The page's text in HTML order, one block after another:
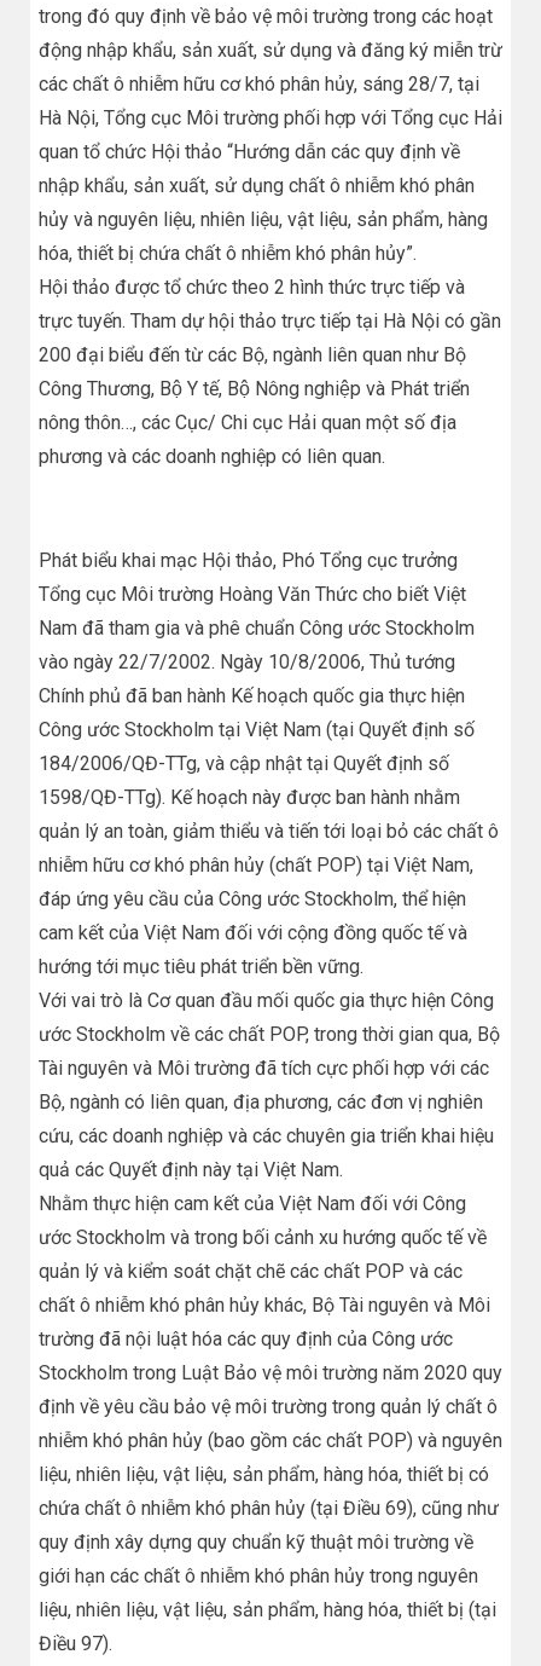
trong đó quy định về bảo vệ môi trường trong các hoạt
động nhập khẩu, sản xuất, sử dụng và đăng ký miễn trừ
các chất ô nhiễm hữu cơ khó phân hủy, sáng 28/7, tại
Hà Nội, Tổng cục Môi trường phối hợp với Tổng cục Hải
quan tổ chức Hội thảo “Hướng dẫn các quy định về
nhập khẩu, sản xuất, sử dụng chất ô nhiễm khó phân
hủy và nguyên liệu, nhiên liệu, vật liệu, sản phẩm, hàng
hóa, thiết bị chứa chất ô nhiễm khó phân hủy”.
Hội thảo được tổ chức theo 2 hình thức trực tiếp và
trực tuyến. Tham dự hội thảo trực tiếp t​ại Hà Nội có gần
200 đại biểu đến từ các Bộ, ngành liên quan như Bộ
Công Thương, Bộ Y tế, Bộ Nông nghiệp và Phát triển
nông thôn…, các Cục/ Chi cục Hải quan một số địa
phương và các doanh nghiệp có liên quan.
Phát biểu khai mạc Hội thảo, Phó Tổng cục trưởng
Tổng cục Môi trường Hoàng Văn Thức cho biết Việt
Nam đã tham gia và phê chuẩn Công ước Stockholm
vào ngày 22/7/2002. Ngày 10/8/2006, Thủ tướng
Chính phủ đã ban hành Kế hoạch quốc gia thực hiện
Công ước Stockholm tại Việt Nam (tại Quyết định số
184/2006/QĐ-TTg, và cập nhật tại Quyết định số
1598/QĐ-TTg). Kế hoạch này được ban hành nhằm
quản lý an toàn, giảm thiểu và tiến tới loại bỏ các chất ô
nhiễm hữu cơ khó phân hủy (chất POP) tại Việt Nam,
đáp ứng yêu cầu của Công ước Stockholm, thể hiện
cam kết của Việt Nam đối với cộng đồng quốc tế và
hướng tới mục tiêu phát triển bền vững.
Với vai trò là Cơ quan đầu mối quốc gia thực hiện Công
ước Stockholm về các chất POP, trong thời gian qua, Bộ
Tài nguyên và Môi trường đã tích cực phối hợp với các
Bộ, ngành có liên quan, địa phương, các đơn vị nghiên
cứu, các doanh nghiệp và các chuyên gia triển khai hiệu
quả các Quyết định này tại Việt Nam.
Nhằm thực hiện cam kết của Việt Nam đối với Công
ước Stockholm và trong bối cảnh xu hướng quốc tế về
quản lý và kiểm soát chặt chẽ các chất POP và các
chất ô nhiễm khó phân hủy khác, Bộ Tài nguyên và Môi
trường đã nội luật hóa các quy định của Công ước
Stockholm trong Luật Bảo vệ môi trường năm 2020 quy
định về yêu cầu bảo vệ môi trường trong quản lý chất ô
nhiễm khó phân hủy (bao gồm các chất POP) và nguyên
liệu, nhiên liệu, vật liệu, sản phẩm, hàng hóa, thiết bị có
chứa chất ô nhiễm khó phân hủy (tại Điều 69), cũng như
quy định xây dựng quy chuẩn kỹ thuật môi trường về
giới hạn các chất ô nhiễm khó phân hủy trong nguyên
liệu, nhiên liệu, vật liệu, sản phẩm, hàng hóa, thiết bị (tại
Điều 97).